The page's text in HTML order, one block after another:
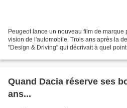
Peugeot lance un nouveau film de marque
vision de l'automobile. Trois ans après la
"Design & Driving" qui décrivait à quel
Quand Dacia réserve ses
ans...